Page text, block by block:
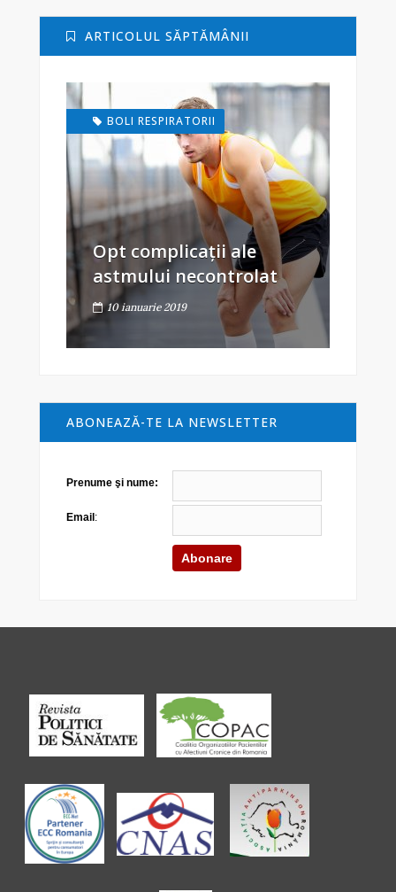
ARTICOLUL SĂPTĂMÂNII
BOLI RESPIRATORII
Opt complicații ale
astmului necontrolat
10 ianuarie 2019
ABONEAZĂ-TE LA NEWSLETTER
Prenume şi nume:
Email :